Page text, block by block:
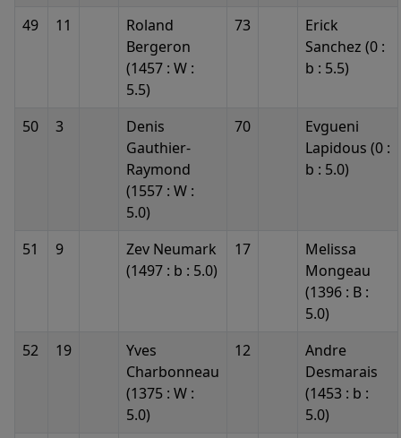
49
11
Roland
Bergeron
(1457 : W :
5.5)
73
Erick
Sanchez (0 :
b : 5.5)
50 3
Denis
Gauthier-
Raymond
(1557 : W :
5.0)
70
Evgueni
Lapidous (0 :
b : 5.0)
51 9
Zev Neumark
(1497 : b : 5.0)
17
Melissa
Mongeau
(1396 : B :
5.0)
52
19
Yves
Charbonneau
(1375 : W :
5.0)
12
Andre
Desmarais
(1453 : b :
5.0)